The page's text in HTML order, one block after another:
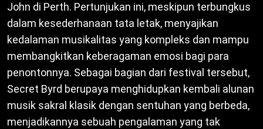
John di Perth. Pertunjukan ini, meskipun terbungkus
dalam kesederhanaan tata letak, menyajikan
kedalaman musikalitas yang kompleks dan mampu
membangkitkan keberagaman emosi bagi para
penontonnya. Sebagai bagian dari festival tersebut,
Secret Byrd berupaya menghidupkan kembali alunan
musik sakral klasik dengan sentuhan yang berbeda,
menjadikannya sebuah pengalaman yang tak